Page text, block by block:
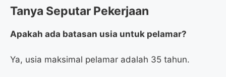
Tanya Seputar Pekerjaan
Apakah ada batasan usia untuk pelamar?
Ya, usia maksimal pelamar adalah 35 tahun.